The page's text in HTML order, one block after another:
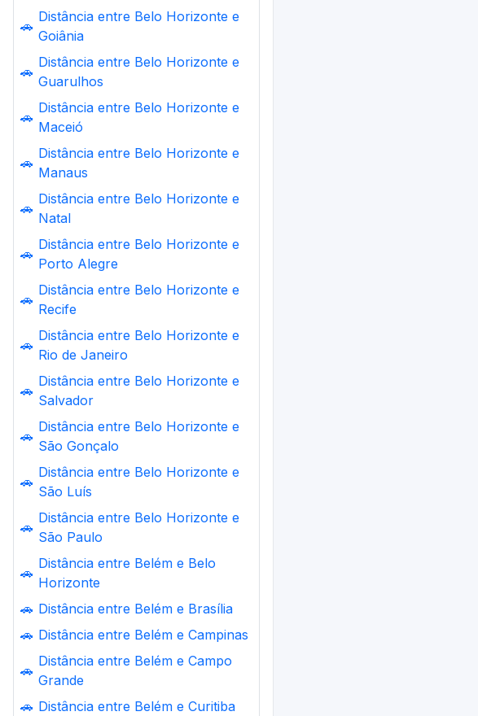
🚗
Distância entre Belo Horizonte e
Goiânia
🚗
Distância entre Belo Horizonte e
Guarulhos
🚗
Distância entre Belo Horizonte e
Maceió
🚗
Distância entre Belo Horizonte e
Manaus
🚗
Distância entre Belo Horizonte e
Natal
🚗
Distância entre Belo Horizonte e
Porto Alegre
🚗
Distância entre Belo Horizonte e
Recife
🚗
Distância entre Belo Horizonte e
Rio de Janeiro
🚗
Distância entre Belo Horizonte e
Salvador
🚗
Distância entre Belo Horizonte e
São Gonçalo
🚗
Distância entre Belo Horizonte e
São Luís
🚗
Distância entre Belo Horizonte e
São Paulo
🚗
Distância entre Belém e Belo
Horizonte
🚗 Distância entre Belém e Brasília
🚗 Distância entre Belém e Campinas
🚗
Distância entre Belém e Campo
Grande
🚗 Distância entre Belém e Curitiba